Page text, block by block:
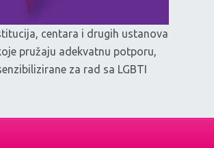
centara i drugih ustanova
pružaju adekvatnu potporu,
za rad sa LGBTI